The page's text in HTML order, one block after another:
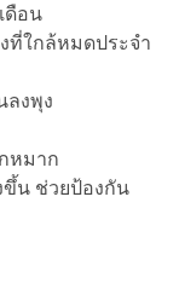
ดือน
ที่ใกล้หมดประจำ
ลงพุง
หมาก
ขึ้น ช่วยป้องกัน